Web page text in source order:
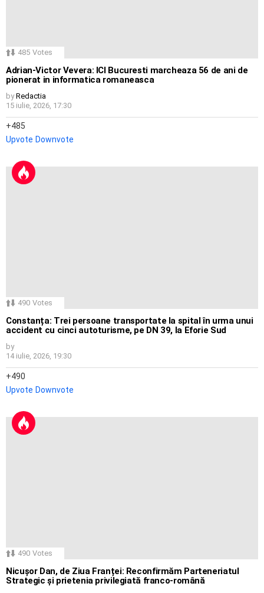
485 Votes
Adrian-Victor Vevera: ICI Bucuresti marcheaza 56 de ani de
pionerat in informatica romaneasca
by Redactia
15 iulie, 2026, 17:30
485
Upvote Downvote
490 Votes
Constanța: Trei persoane transportate la spital în urma unui
accident cu cinci autoturisme, pe DN 39, la Eforie Sud
by
14 iulie, 2026, 19:30
490
Upvote Downvote
490 Votes
Nicușor Dan, de Ziua Franței: Reconfirmăm Parteneriatul
Strategic și prietenia privilegiată franco-română